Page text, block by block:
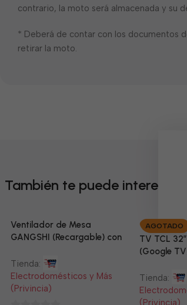
contrario, la moto será almacenada y su
* Deberá de contar con los documentos
retirar la moto.
También te puede interesar
Ventilador de Mesa
GANGSHI (Recargable) con
Tienda:
Electrodomésticos y Más
(Privincia)
AGOTADO
TV TCL
(Google
Tienda: